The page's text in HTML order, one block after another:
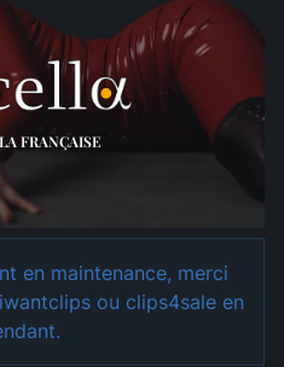
FRANÇAISE
en maintenance, merci
ou clips4sale en